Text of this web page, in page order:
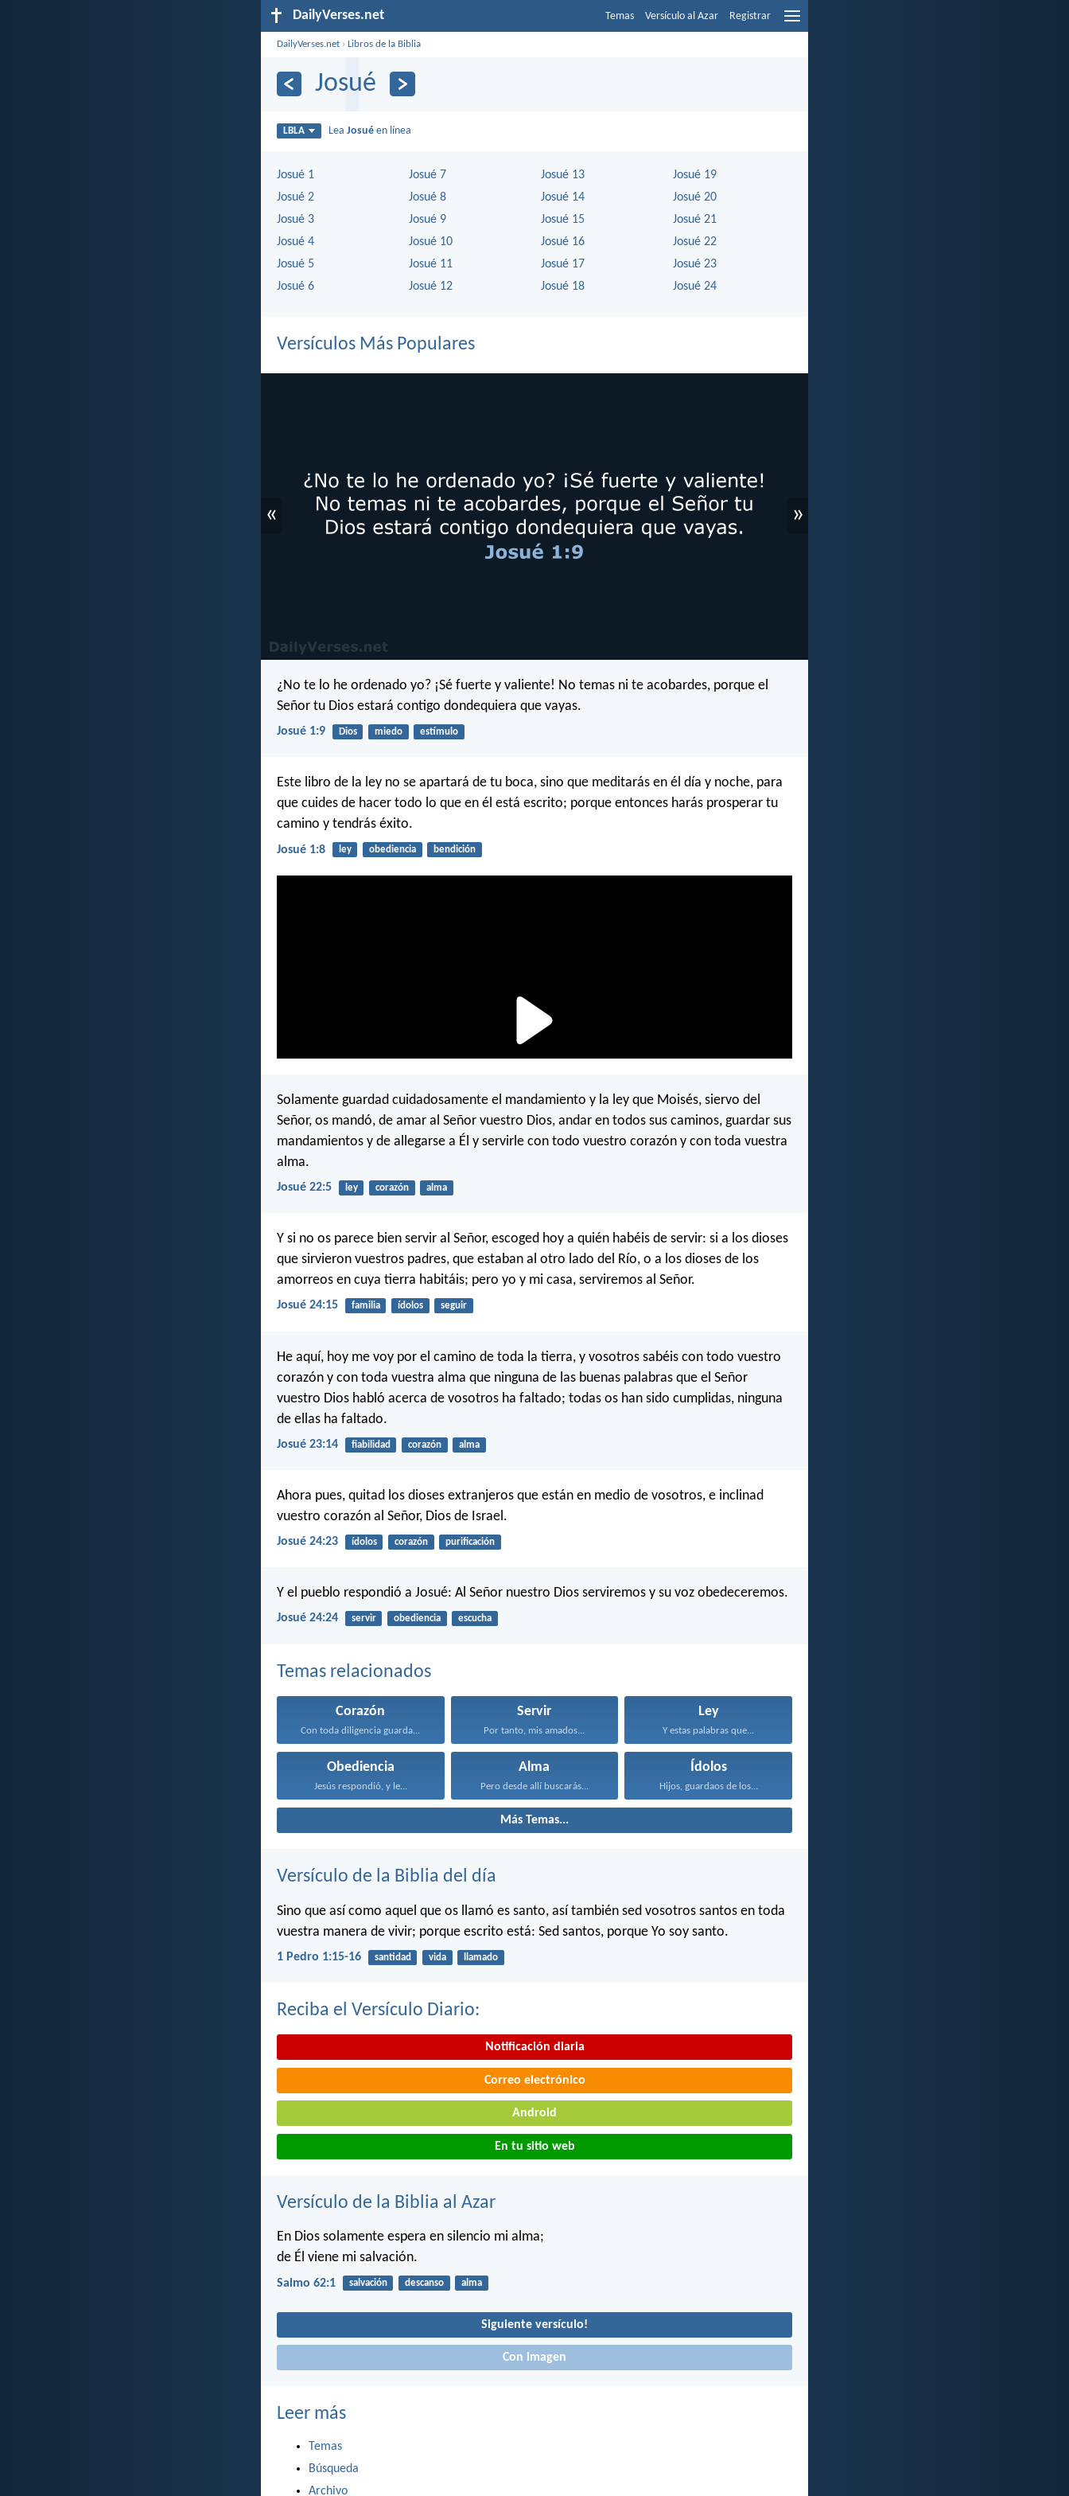
DailyVerses.net Temas Versículo al Azar Registrar
DailyVerses.net ›Libros de la Biblia
Josué
LBLA LeaJosué en línea
Josué 1
Josué 2
Josué 3
Josué 4
Josué 5
Josué 6
Josué 7
Josué 8
Josué 9
Josué 10
Josué 11
Josué 12
Josué 13
Josué 14
Josué 15
Josué 16
Josué 17
Josué 18
Josué 19
Josué 20
Josué 21
Josué 22
Josué 23
Josué 24
Versículos Más Populares
« »
¿No te lo he ordenado yo? ¡Sé fuerte y valiente! No temas ni te acobardes, porque el
Señor tu Dios estará contigo dondequiera que vayas.
Josué 1:9 Dios miedo estímulo
Este libro de la ley no se apartará de tu boca, sino que meditarás en él día y noche, para
que cuides de hacer todo lo que en él está escrito; porque entonces harás prosperar tu
camino y tendrás éxito.
Josué 1:8 ley obediencia bendición
Solamente guardad cuidadosamente el mandamiento y la ley que Moisés, siervo del
Señor, os mandó, de amar al Señor vuestro Dios, andar en todos sus caminos, guardar sus
mandamientos y de allegarse a Él y servirle con todo vuestro corazón y con toda vuestra
alma.
Josué 22:5 ley corazón alma
Y si no os parece bien servir al Señor, escoged hoy a quién habéis de servir: si a los dioses
que sirvieron vuestros padres, que estaban al otro lado del Río, o a los dioses de los
amorreos en cuya tierra habitáis; pero yo y mi casa, serviremos al Señor.
Josué 24:15 familia ídolos seguir
He aquí, hoy me voy por el camino de toda la tierra, y vosotros sabéis con todo vuestro
corazón y con toda vuestra alma que ninguna de las buenas palabras que el Señor
vuestro Dios habló acerca de vosotros ha faltado; todas os han sido cumplidas, ninguna
de ellas ha faltado.
Josué 23:14 fiabilidad corazón alma
Ahora pues, quitad los dioses extranjeros que están en medio de vosotros, e inclinad
vuestro corazón al Señor, Dios de Israel.
Josué 24:23 ídolos corazón purificación
Y el pueblo respondió a Josué: Al Señor nuestro Dios serviremos y su voz obedeceremos.
Josué 24:24 servir obediencia escucha
Temas relacionados
Corazón
Con toda diligencia guarda...
Servir
Por tanto, mis amados...
Ley
Y estas palabras que...
Obediencia
Jesús respondió, y le...
Alma
Pero desde allí buscarás...
Ídolos
Hijos, guardaos de los...
Más Temas...
Versículo de la Biblia del día
Sino que así como aquel que os llamó es santo, así también sed vosotros santos en toda
vuestra manera de vivir; porque escrito está: Sed santos, porque Yo soy santo.
1 Pedro 1:15-16 santidad vida llamado
Reciba el Versículo Diario:
Notificación diaria
Correo electrónico
Android
En tu sitio web
Versículo de la Biblia al Azar
En Dios solamente espera en silencio mi alma;
de Él viene mi salvación.
Salmo 62:1 salvación descanso alma
Siguiente versículo!
Con imagen
Leer más
Temas
Búsqueda
Archivo